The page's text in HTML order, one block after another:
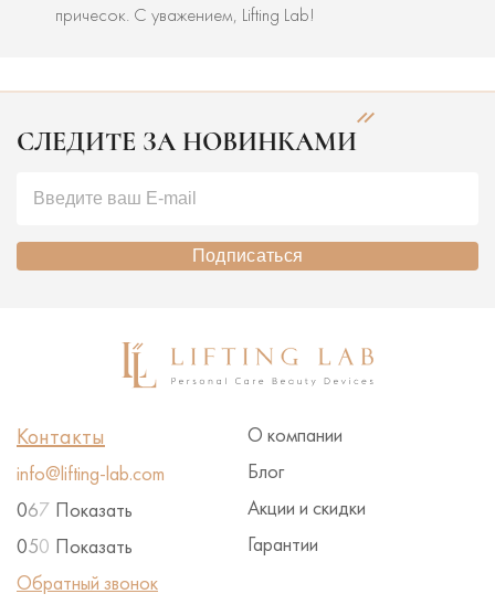
причесок. С уважением, Lifting Lab!
СЛЕДИТЕ ЗА НОВИНКАМИ
Подписаться
О компании
Блог
Акции и скидки
Гарантии
Контакты
info@lifting-lab.com
067 Показать
050 Показать
Обратный звонок